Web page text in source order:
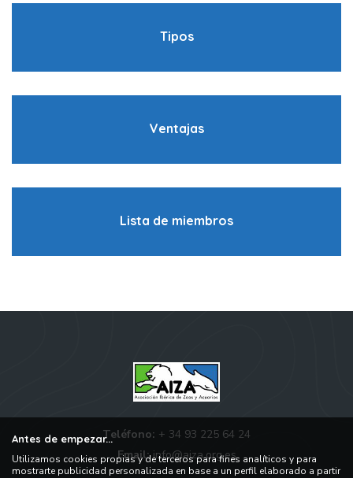
Tipos
Ventajas
Lista de miembros
Teléfono: + 34 93 225 64 24
Email: info@aiza.org.es
Antes de empezar...
Utilizamos cookies propias y de terceros para fines analíticos y para
mostrarte publicidad personalizada en base a un perfil elaborado a partir